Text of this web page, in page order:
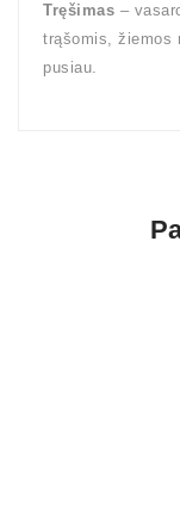
Tręšimas –
trąšomis, žiemos
pusiau.